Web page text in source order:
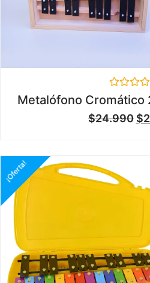
Valorado
en
0
de
Metalófono Cromático
$24.990 $
¡Oferta!